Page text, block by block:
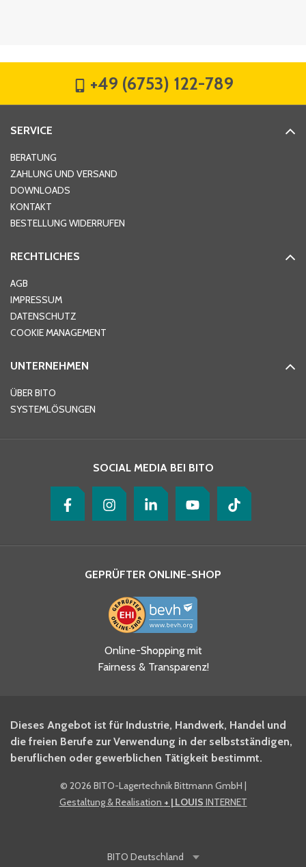
Hausnummer
Ort*
Telefon
Ja, ich habe die
Datenschutzhinweise gelesen
und akzeptiere diese.
BITO Newsletter Fachwissen
Intralogistiker anmelden.
Ja, ich möchte mich für den
BITO Shop-Newsletter
+49 (6753) 122-789
SERVICE
BERATUNG
ZAHLUNG UND VERSAND
DOWNLOADS
KONTAKT
BESTELLUNG WIDERRUFEN
RECHTLICHES
AGB
IMPRESSUM
DATENSCHUTZ
COOKIE MANAGEMENT
UNTERNEHMEN
ÜBER BITO
SYSTEMLÖSUNGEN
SOCIAL MEDIA BEI BITO
GEPRÜFTER ONLINE-SHOP
Online-Shopping mit
Fairness & Transparenz!
Dieses Angebot ist für Industrie, Handwerk, Handel und
die freien Berufe zur Verwendung in der selbstständigen,
beruflichen oder gewerblichen Tätigkeit bestimmt.
© 2026 BITO-Lagertechnik Bittmann GmbH |
Gestaltung & Realisation + | LOUIS INTERNET
BITO Deutschland